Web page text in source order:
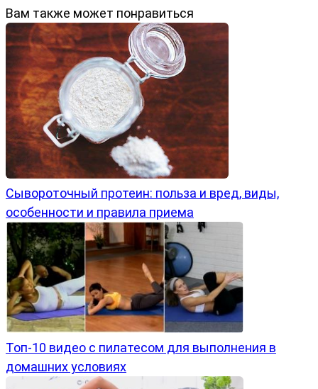
Вам также может понравиться
Сывороточный протеин: польза и вред, виды,
особенности и правила приема
Топ-10 видео с пилатесом для выполнения в
домашних условиях